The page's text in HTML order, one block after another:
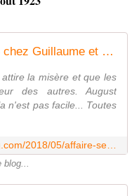
Affaire Seznec : l'année 1923 chez Guillaume et Marie-Jeanne - Affaire Seznec Investigation
la misère et que les
des autres. August
n'est pas facile... Toutes
blog...